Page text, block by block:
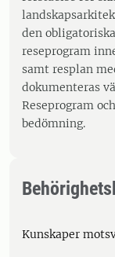
den
reseprogram
samt resplan
dokumenteras
Reseprogram
bedömning.
Kunskaper